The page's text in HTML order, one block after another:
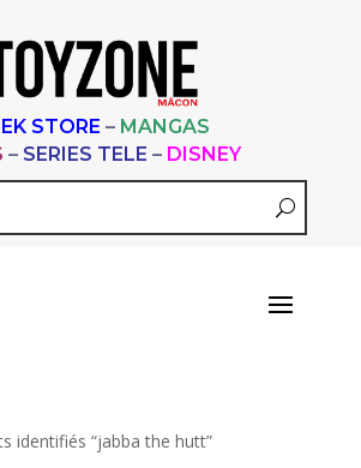
STORE – MANGAS
– SERIES TELE – DISNEY
identifiés “jabba the hutt”